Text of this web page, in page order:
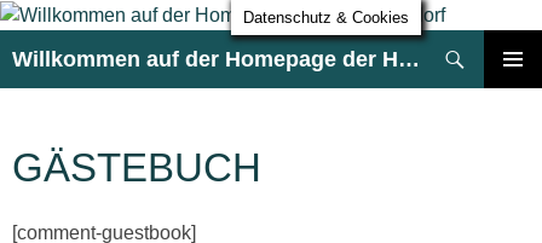
Willkommen auf der Homepage der HG Heldsdorf
GÄSTEBUCH
[comment-guestbook]
Datenschutz & Cookies